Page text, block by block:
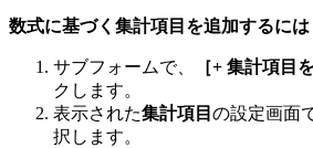
数式に基づく集計項目を追加するには
サブフォームで、 ［+ 集計項目
クします。
表示された集計項目 の設定画面
択します。